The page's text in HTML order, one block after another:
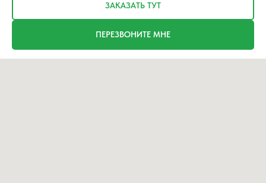
ЗАКАЗАТЬ ТУТ
ПЕРЕЗВОНИТЕ МНЕ